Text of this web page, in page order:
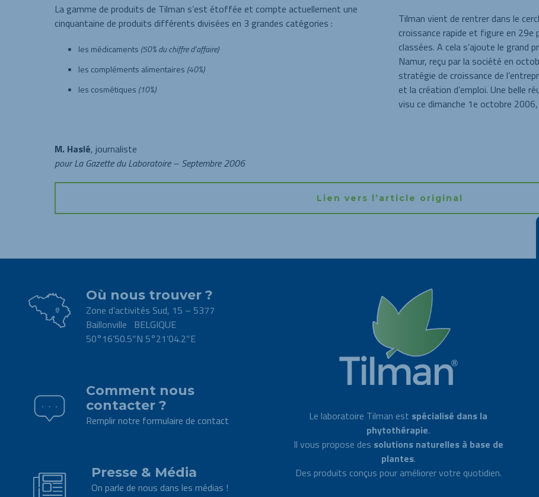
La gamme de produits de Tilman s’est étoffée et compte actuellement une
cinquantaine de produits différents divisées en 3 grandes catégories :
les médicaments (50% du chiffre d’affaire)
les compléments alimentaires (40%)
les cosmétiques (10%)
Tilman vient de rentrer dans le
croissance rapide et figure en
classées. A cela s’ajoute le grand
Namur, reçu par la société en
stratégie de croissance de
et la création d’emploi. Une belle
visu ce dimanche 1e octobre
M. Haslé, journaliste
pour La Gazette du Laboratoire – Septembre 2006
Lien vers l’article original
Où nous trouver ?
Zone d’activités Sud, 15 – 5377
Baillonville BELGIQUE
50°16’50.5″N 5°21’04.2″E
Comment nous
contacter ?
Remplir notre formulaire de contact
Presse & Média
On parle de nous dans les médias !
Le laboratoire Tilman est spécialisé dans la
phytothérapie.
Il vous propose des solutions naturelles à base de
plantes.
Des produits conçus pour améliorer votre quotidien.